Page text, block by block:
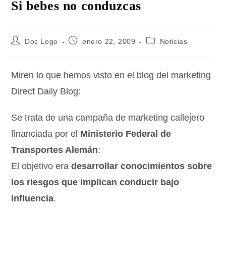
Si bebes no conduzcas
Doc Logo enero 22, 2009 Noticias
Miren lo que hemos visto en el blog del marketing
Direct Daily Blog:
Se trata de una campaña de marketing callejero
financiada por el Ministerio Federal de
Transportes Alemán:
El objetivo eradesarrollar conocimientos sobre
los riesgos que implican conducir bajo
influencia.